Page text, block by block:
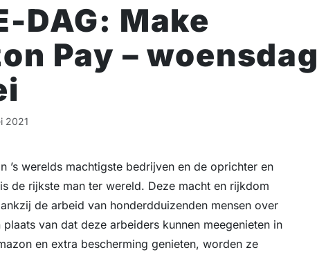
DAG: Make
Pay – woensdag
2021
’s werelds machtigste bedrijven en de oprichter en
de rijkste man ter wereld. Deze macht en rijkdom
de arbeid van honderdduizenden mensen over
van dat deze arbeiders kunnen meegenieten in
en extra bescherming genieten, worden ze